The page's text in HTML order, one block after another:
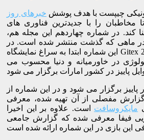
چیپست با هدف پوشش خبرهای روز
مخاطبان را با جدیدترین فناوری های
کند. در شماره چهاردهم این مجله هم،
در ماهی که گذشت منتشر شده است. در
این شماره ابتدا به سراغ نمایشگاه Gitex 2019 رفته ایم که یکی از
در خاورمیانه و دنیا محسوب می
پاییز برگزار می شود و در این شماره از
مفصلی از آن تهیه شده، معرفی
مایکروسافت است. علاوه بر این اخیرا
ویدئویی فیفا معرفی شده که گزارش جامعی